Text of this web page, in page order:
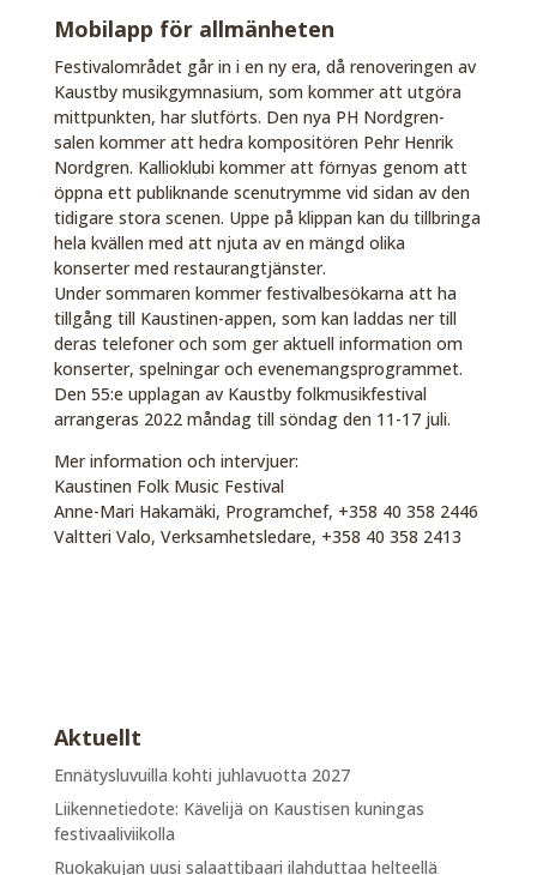
Mobilapp för allmänheten
Festivalområdet går in i en ny era, då renoveringen av
Kaustby musikgymnasium, som kommer att utgöra
mittpunkten, har slutförts. Den nya PH Nordgren-
salen kommer att hedra kompositören Pehr Henrik
Nordgren. Kallioklubi kommer att förnyas genom att
öppna ett publiknande scenutrymme vid sidan av den
tidigare stora scenen. Uppe på klippan kan du tillbringa
hela kvällen med att njuta av en mängd olika
konserter med restaurangtjänster.
Under sommaren kommer festivalbesökarna att ha
tillgång till Kaustinen-appen, som kan laddas ner till
deras telefoner och som ger aktuell information om
konserter, spelningar och evenemangsprogrammet.
Den 55:e upplagan av Kaustby folkmusikfestival
arrangeras 2022 måndag till söndag den 11-17 juli.
Mer information och intervjuer:
Kaustinen Folk Music Festival
Anne-Mari Hakamäki, Programchef, +358 40 358 2446
Valtteri Valo, Verksamhetsledare, +358 40 358 2413
Aktuellt
Ennätysluvuilla kohti juhlavuotta 2027
Liikennetiedote: Kävelijä on Kaustisen kuningas
festivaaliviikolla
Ruokakujan uusi salaattibaari ilahduttaa helteellä